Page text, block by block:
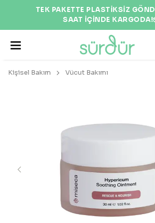
EKOLOJİK
Kişisel Bakım Vücut Bakımı